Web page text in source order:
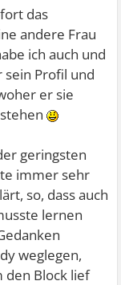
das
andere Frau
ich auch und
sein Profil und
er sie
stehen
geringsten
immer sehr
so, dass auch
lernen
weglegen,
den Block lief